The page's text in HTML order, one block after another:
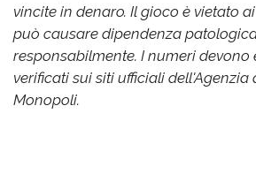
vincite in denaro. Il gioco è vietato
può causare dipendenza
responsabilmente. I numeri devono
verificati sui siti ufficiali dell'Agenzia
Monopoli.